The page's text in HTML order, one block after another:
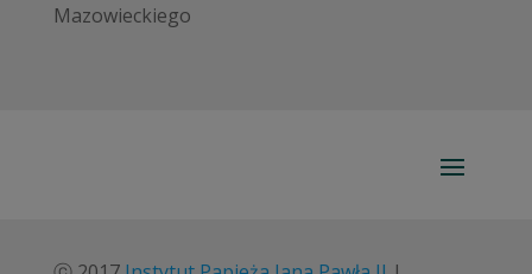
Mazowieckiego